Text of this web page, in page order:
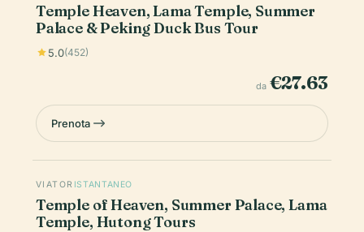
Temple Heaven, Lama Temple, Summer
Palace & Peking Duck Bus Tour
5.0(452)
da €27.63
Prenota
VIATOR ISTANTANEO
Temple of Heaven, Summer Palace, Lama
Temple, Hutong Tours